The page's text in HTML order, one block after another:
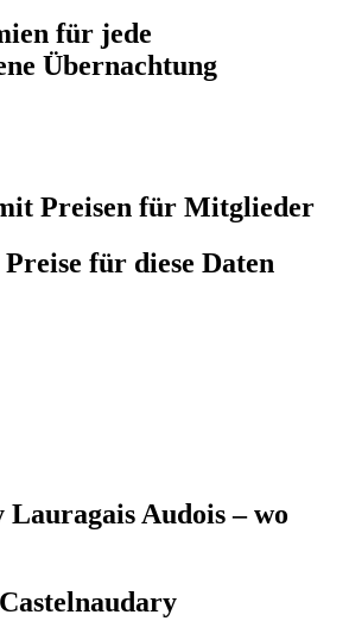
für jede
Übernachtung
Preisen für Mitglieder
für diese Daten
Lauragais Audois – wo